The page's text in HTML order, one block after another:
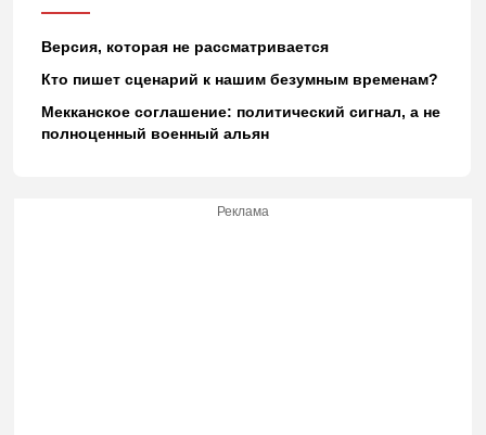
Версия, которая не рассматривается
Кто пишет сценарий к нашим безумным временам?
Мекканское соглашение: политический сигнал, а не
полноценный военный альян
Реклама